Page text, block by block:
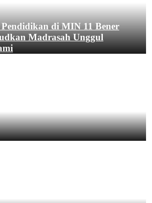
Pendidikan di MIN 11 Bener
Madrasah Unggul